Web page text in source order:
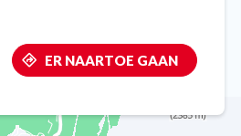
ER NAARTOE GAAN